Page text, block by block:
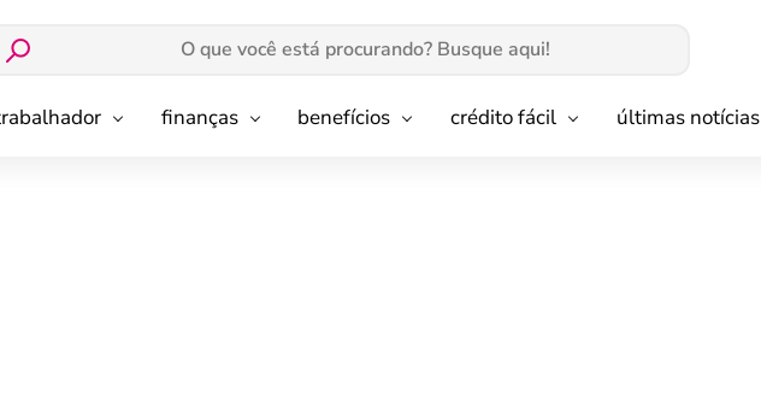
finanças benefícios crédito fácil últimas notícias